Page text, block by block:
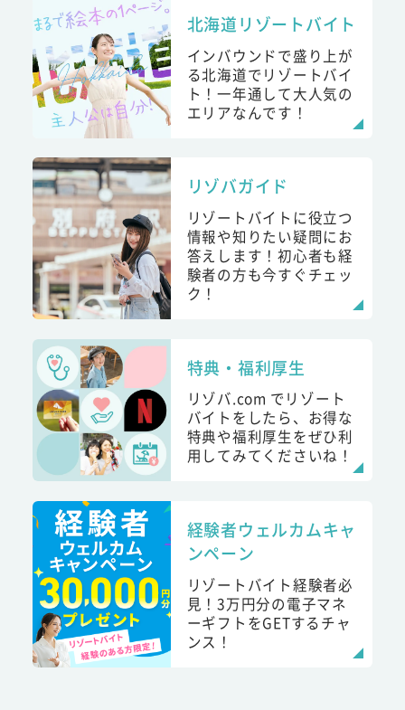
北海道リゾートバイト
インバウンドで盛り上が
る北海道でリゾートバイ
ト！一年通して大人気の
エリアなんです！
リゾバガイド
リゾートバイトに役立つ
情報や知りたい疑問にお
答えします！初心者も経
験者の方も今すぐチェッ
ク！
特典・福利厚生
リゾバ.com でリゾート
バイトをしたら、お得な
特典や福利厚生をぜひ利
用してみてくださいね！
経験者ウェルカムキャ
ンペーン
リゾートバイト経験者必
見！3万円分の電子マネ
ーギフトをGETするチャ
ンス！